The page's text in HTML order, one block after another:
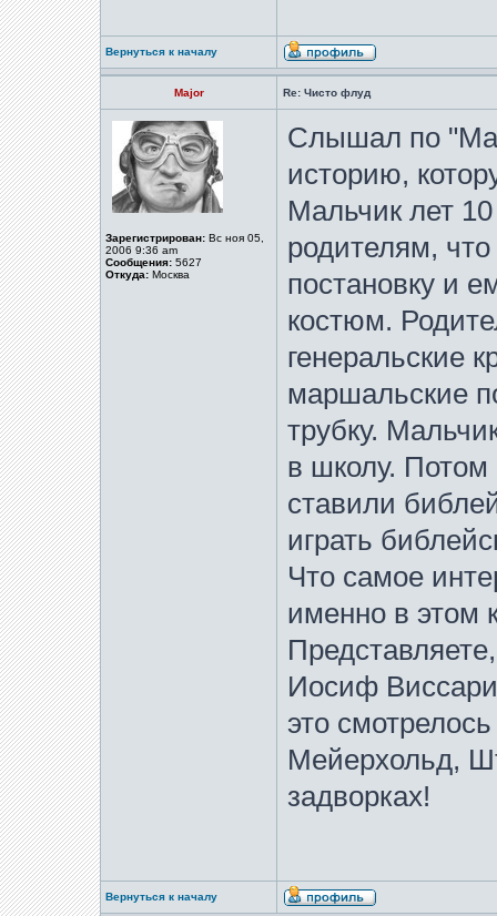
Вернуться к началу
Major Re: Чисто флуд
Зарегистрирован: Вс ноя 05,
2006 9:36 am
Сообщения: 5627
Откуда: Москва
Слышал по
историю,
Мальчик лет
родителям,
постановку и
костюм.
генеральские
маршальские
трубку.
в школу. Потом
ставили
играть
Что самое
именно в этом
Иосиф
это
Мейерхольд,
задворках!
Вернуться к началу